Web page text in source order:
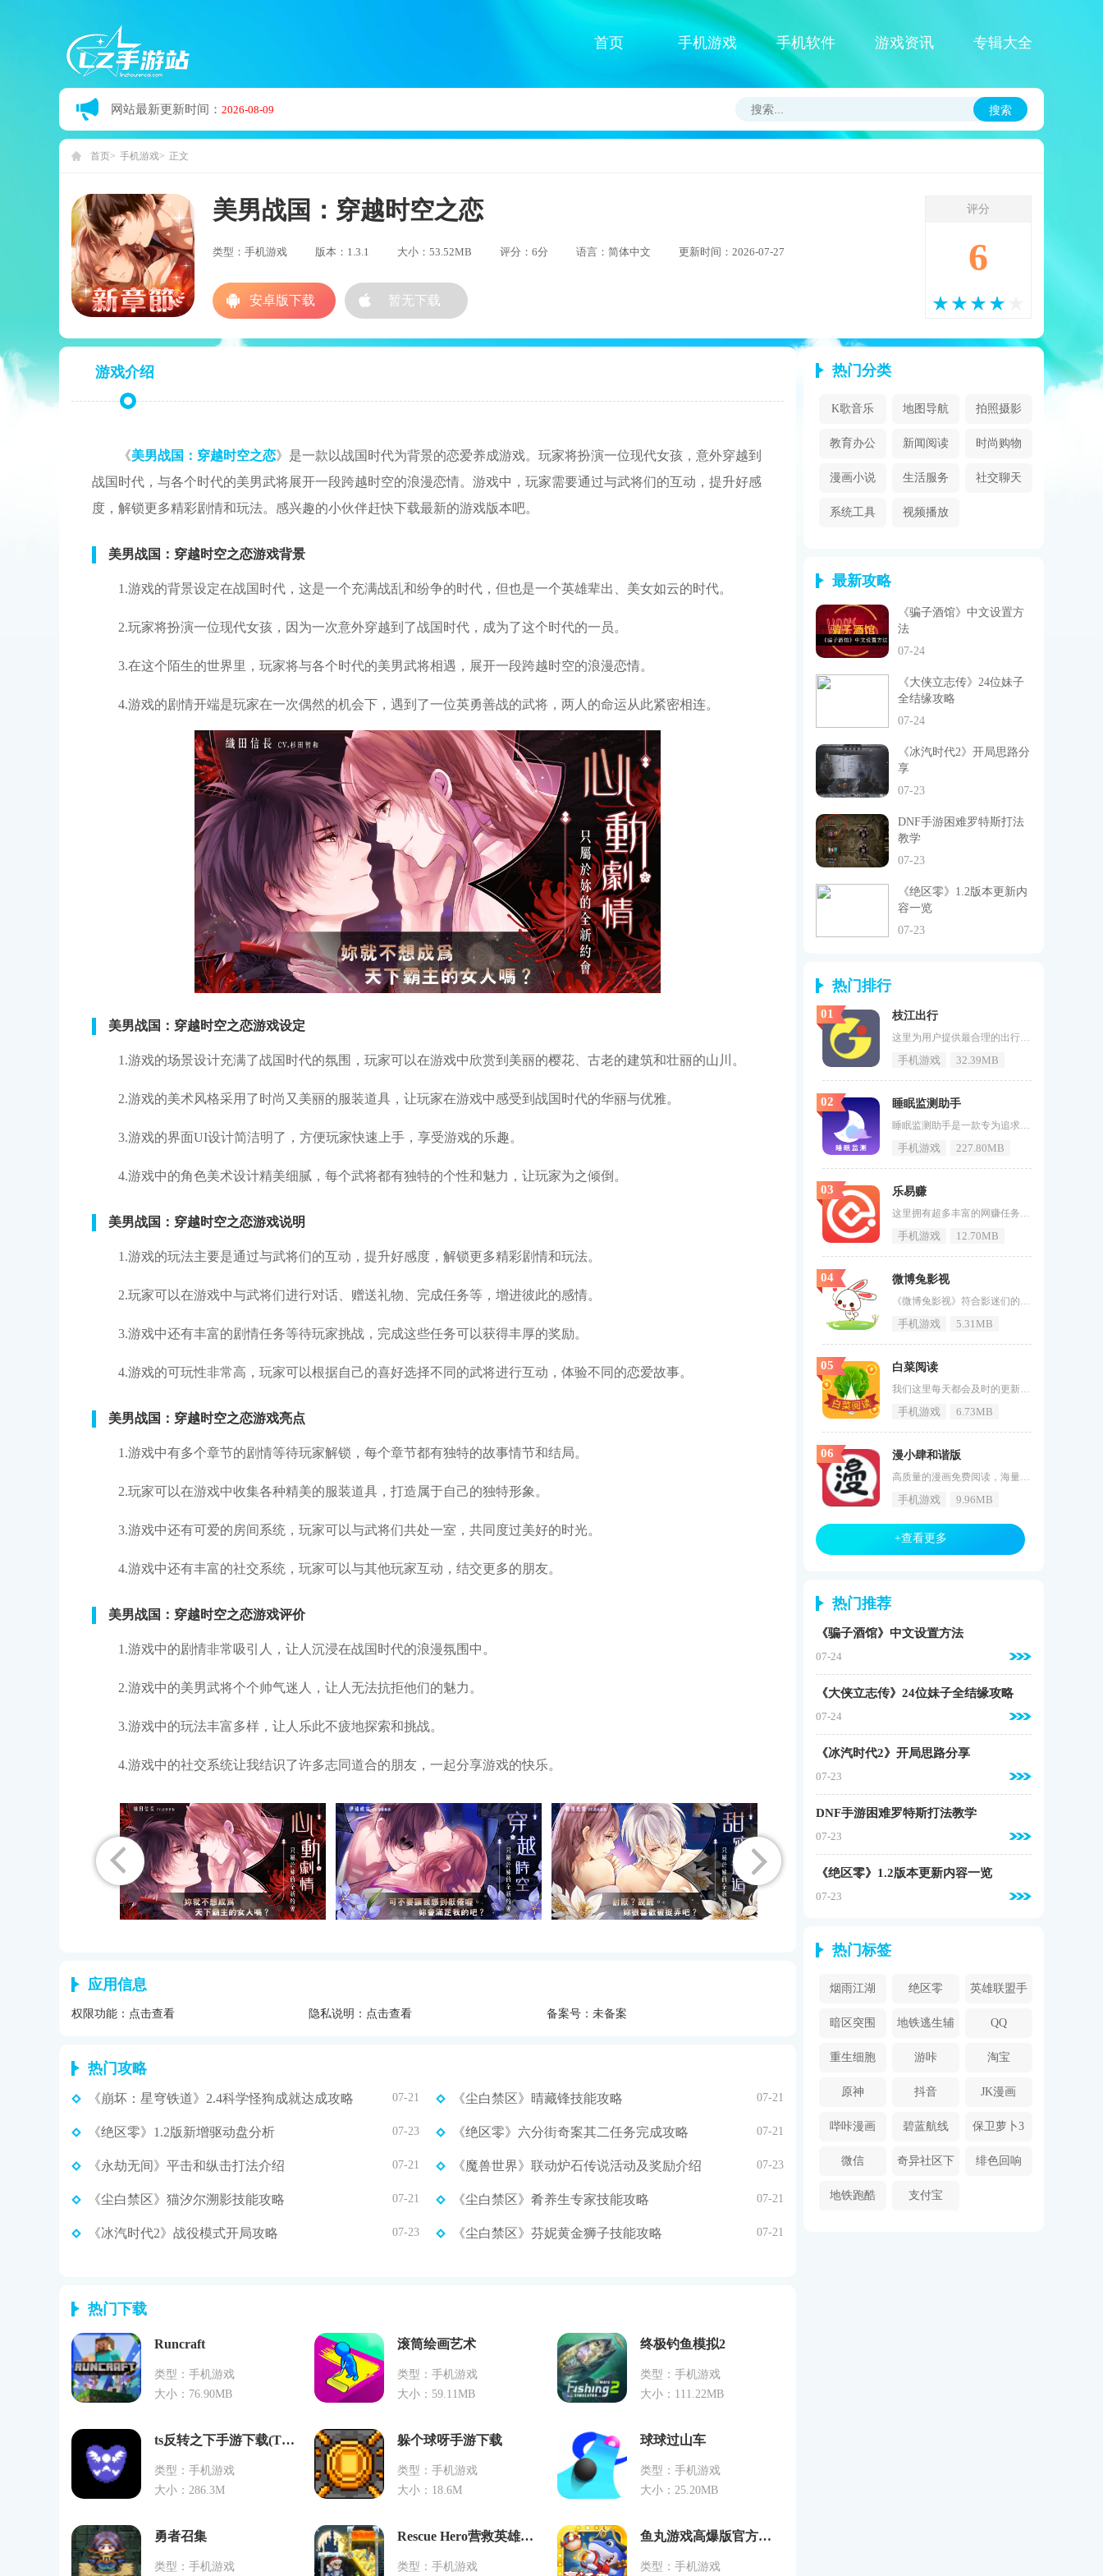
首页 手机游戏 手机软件 游戏资讯 专辑大全
网站最新更新时间： 2026-08-09 搜索
首页 手机游戏 正文
美男战国：穿越时空之恋
类型：手机游戏 版本：1.3.1 大小：53.52MB 评分：6分 语言：简体中文 更新时间：2026-07-27
评分
6
游戏介绍
《美男战国：穿越时空之恋》是一款以战国时代为背景的恋爱养成游戏。玩家将扮演一位现代女孩，意外穿越到
战国时代，与各个时代的美男武将展开一段跨越时空的浪漫恋情。游戏中，玩家需要通过与武将们的互动，提升好感
度，解锁更多精彩剧情和玩法。感兴趣的小伙伴赶快下载最新的游戏版本吧。
美男战国：穿越时空之恋游戏背景
1.游戏的背景设定在战国时代，这是一个充满战乱和纷争的时代，但也是一个英雄辈出、美女如云的时代。
2.玩家将扮演一位现代女孩，因为一次意外穿越到了战国时代，成为了这个时代的一员。
3.在这个陌生的世界里，玩家将与各个时代的美男武将相遇，展开一段跨越时空的浪漫恋情。
4.游戏的剧情开端是玩家在一次偶然的机会下，遇到了一位英勇善战的武将，两人的命运从此紧密相连。
美男战国：穿越时空之恋游戏设定
1.游戏的场景设计充满了战国时代的氛围，玩家可以在游戏中欣赏到美丽的樱花、古老的建筑和壮丽的山川。
2.游戏的美术风格采用了时尚又美丽的服装道具，让玩家在游戏中感受到战国时代的华丽与优雅。
3.游戏的界面UI设计简洁明了，方便玩家快速上手，享受游戏的乐趣。
4.游戏中的角色美术设计精美细腻，每个武将都有独特的个性和魅力，让玩家为之倾倒。
美男战国：穿越时空之恋游戏说明
1.游戏的玩法主要是通过与武将们的互动，提升好感度，解锁更多精彩剧情和玩法。
2.玩家可以在游戏中与武将们进行对话、赠送礼物、完成任务等，增进彼此的感情。
3.游戏中还有丰富的剧情任务等待玩家挑战，完成这些任务可以获得丰厚的奖励。
4.游戏的可玩性非常高，玩家可以根据自己的喜好选择不同的武将进行互动，体验不同的恋爱故事。
美男战国：穿越时空之恋游戏亮点
1.游戏中有多个章节的剧情等待玩家解锁，每个章节都有独特的故事情节和结局。
2.玩家可以在游戏中收集各种精美的服装道具，打造属于自己的独特形象。
3.游戏中还有可爱的房间系统，玩家可以与武将们共处一室，共同度过美好的时光。
4.游戏中还有丰富的社交系统，玩家可以与其他玩家互动，结交更多的朋友。
美男战国：穿越时空之恋游戏评价
1.游戏中的剧情非常吸引人，让人沉浸在战国时代的浪漫氛围中。
2.游戏中的美男武将个个帅气迷人，让人无法抗拒他们的魅力。
3.游戏中的玩法丰富多样，让人乐此不疲地探索和挑战。
4.游戏中的社交系统让我结识了许多志同道合的朋友，一起分享游戏的快乐。
应用信息
权限功能： 点击查看 隐私说明： 点击查看 备案号：未备案
热门攻略
《崩坏：星穹铁道》2.4科学怪狗成就达成攻略 07-21 《尘白禁区》晴藏锋技能攻略 07-21
《绝区零》1.2版新增驱动盘分析 07-23 《绝区零》六分街奇案其二任务完成攻略 07-21
《永劫无间》平击和纵击打法介绍 07-21 《魔兽世界》联动炉石传说活动及奖励介绍 07-23
《尘白禁区》猫汐尔溯影技能攻略 07-21 《尘白禁区》肴养生专家技能攻略 07-21
《冰汽时代2》战役模式开局攻略 07-23 《尘白禁区》芬妮黄金狮子技能攻略 07-21
热门下载
Runcraft
类型：手机游戏
大小：76.90MB
滚筒绘画艺术
类型：手机游戏
大小：59.11MB
终极钓鱼模拟2
类型：手机游戏
大小：111.22MB
ts反转之下手游下载(TS!UNDERSWAP Demo)
类型：手机游戏
大小：286.3M
躲个球呀手游下载
类型：手机游戏
大小：18.6M
球球过山车
类型：手机游戏
大小：25.20MB
勇者召集
类型：手机游戏
Rescue Hero营救英雄游戏中文版手机下载v1.60
类型：手机游戏
鱼丸游戏高爆版官方版下载
类型：手机游戏
热门分类
K歌音乐 地图导航 拍照摄影
教育办公 新闻阅读 时尚购物
漫画小说 生活服务 社交聊天
系统工具 视频播放
最新攻略
《骗子酒馆》中文设置方
法
07-24
《大侠立志传》24位妹子
全结缘攻略
07-24
《冰汽时代2》开局思路分
享
07-23
DNF手游困难罗特斯打法
教学
07-23
《绝区零》1.2版本更新内
容一览
07-23
热门排行
枝江出行
这里为用户提供最合理的出行方案，能提醒用户公交车到站时间。《枝江出行》拥有实时公交，线路查询，站点查询，包车，网约车等诸多功能，可以帮助枝江人更轻松便捷生活出行。枝江出行介绍枝江出行是枝江公共交通公司为市民精心打造的一款公交软件，主要包括以下基本功能：自动获取用户的周边线路，提供最近公交站点步行导航，查询公交车在途中的实时位置，让用户可以合理规划行程。枝江出行特色1、一键进行定位，快速为你搜索附近的车辆以及路线信息；2、还能帮你查询车辆的的线路，以及什么时候发车，什
手机游戏 32.39MB
01
睡眠监测助手
睡眠监测助手是一款专为追求高质量睡眠的用户设计的智能软件。它利用前沿技术，通过精准的睡眠监测和个性化的数据分析，为用户提供全面的睡眠报告。这款软件不仅具备丰富的白噪音选项，还能与智能家居设备无缝连接，帮助用户营造出最舒适的睡眠环境。无论是实时记录影响睡眠的各种因素，还是清晰呈现睡眠趋势，睡眠监测助手都能让用户对自己的睡眠状况了如指掌。软件还提供了实用的睡眠技巧和建议，帮助用户解决各种睡眠问题，从而培养健康的睡眠习惯。睡眠监测助手软件风格1、功能布局合理，操作流畅便捷，用户
手机游戏 227.80MB
02
乐易赚
这里拥有超多丰富的网赚任务，只需利用碎片时间做任务就可以获取丰富的收益。《乐易赚》只需要按照平台的要求完成任务就能获得收益，多种赚钱模式任你选择，在乐易赚app省钱更赚钱。乐易赚介绍乐易赚APP是一款非常实用的手机软件，主要是针对手机在线任务赚钱打造的便捷平台。在这里，是可以为小伙伴们带来海量的优质任务，包含的任务分类也是非常齐全的，可以在线选择自己喜欢的任务在线完成，喜欢的话快来下载乐易赚吧！乐易赚特色1、转发精品文章;每获得访问+0.05元特别注意：需根据不同
手机游戏 12.70MB
03
微博兔影视
《微博兔影视》符合影迷们的一切追剧需求，观看的感觉十分的出色，拥有高清影视资源免费观看，网上有各种电视剧，这些视频都是免费看的，允许用户观看各种精彩的影视资源。这个软件里有很多精彩的影视资源，观看起来非常的方便，如果你喜欢观影的话，这里绝对可以满足你。微博兔影视特色1、微博兔影视网络流行影视资源被整合到整个网络中，每种资源都有其独特的风格和独特的展示方式。2、可以随时随地切换精彩，独特的电影播放，新颖而简单的界面设置以及丰富的功能，随时随地观看。3、开发个性化的页面设
手机游戏 5.31MB
04
白菜阅读
我们这里每天都会及时的更新好多优质的文章，可以让你们随意的进行阅读。《白菜阅读》你遇见喜欢的优质文章，可以随手转发自己喜欢的文章，只要产生了阅读就能获得红包，喜欢的用户快来游戏窝手游网下载使用吧！白菜阅读介绍白菜阅读app每天都会有大量的资讯内容更新，你直接手机在线就可以阅读到自己比较喜欢的内容，都是免费阅读的，不用担心会收费，有喜欢的内容随手转发到自己的朋友圈，就可以轻松手机挣钱。白菜阅读亮点任务种类很多，每天都会有大量的任务更新，很容易赚到零花钱。它可以自由取现
手机游戏 6.73MB
05
漫小肆和谐版
高质量的漫画免费阅读，海量二次元的作品观看。《漫小肆和谐版》在这里你可以满足你的漫画阅读需求，整体的观看体验感相当的轻松。满足你的漫画阅读需求，各种不同的类型都可以进行观看，体验的感觉相当轻松，让你的追漫变得更加便利。如果喜欢这款软件的用户不要在犹豫了快来71游戏网下载吧。漫小肆和谐版国漫推荐漫小肆和谐版特色1、漫小肆和谐版在这里观看漫画非常轻松，可以让漫迷享受更加轻松的漫画体验。2、其中的漫画资源可免费观看，并且可以免费在线阅读而无需支付相应的会员费。3、快速了解
手机游戏 9.96MB
06
+查看更多
热门推荐
《骗子酒馆》中文设置方法
07-24
《大侠立志传》24位妹子全结缘攻略
07-24
《冰汽时代2》开局思路分享
07-23
DNF手游困难罗特斯打法教学
07-23
《绝区零》1.2版本更新内容一览
07-23
热门标签
烟雨江湖 绝区零 英雄联盟手
游
暗区突围 地铁逃生辅
助器
QQ
重生细胞 游咔 淘宝
原神 抖音 JK漫画
哔咔漫画
2024
碧蓝航线 保卫萝卜3
微信 奇异社区下
载安装
绯色回响
地铁跑酷 支付宝